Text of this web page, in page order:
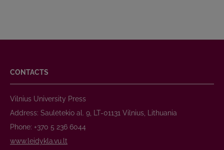
CONTACTS
Vilnius University Press
Address: Saulėtekio al. 9, LT-01131 Vilnius, Lithuania
Phone: +370 5 236 6044
www.leidykla.vu.lt